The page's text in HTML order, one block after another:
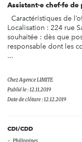
Assistant·e chef·fe
Caractéristiques de
Localisation : 224 rue
souhaitée : dès que
responsable dont les
...
ChezAgence LIMITE
Publié le : 12.11.2019
Date de clôture : 12.12.2019
CDI/CDD
- , Philippines